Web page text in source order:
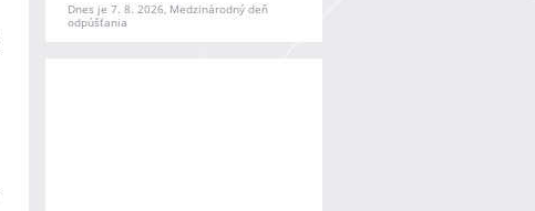
Dnes je 7. 8. 2026, Medzinárodný deň
odpúšťania